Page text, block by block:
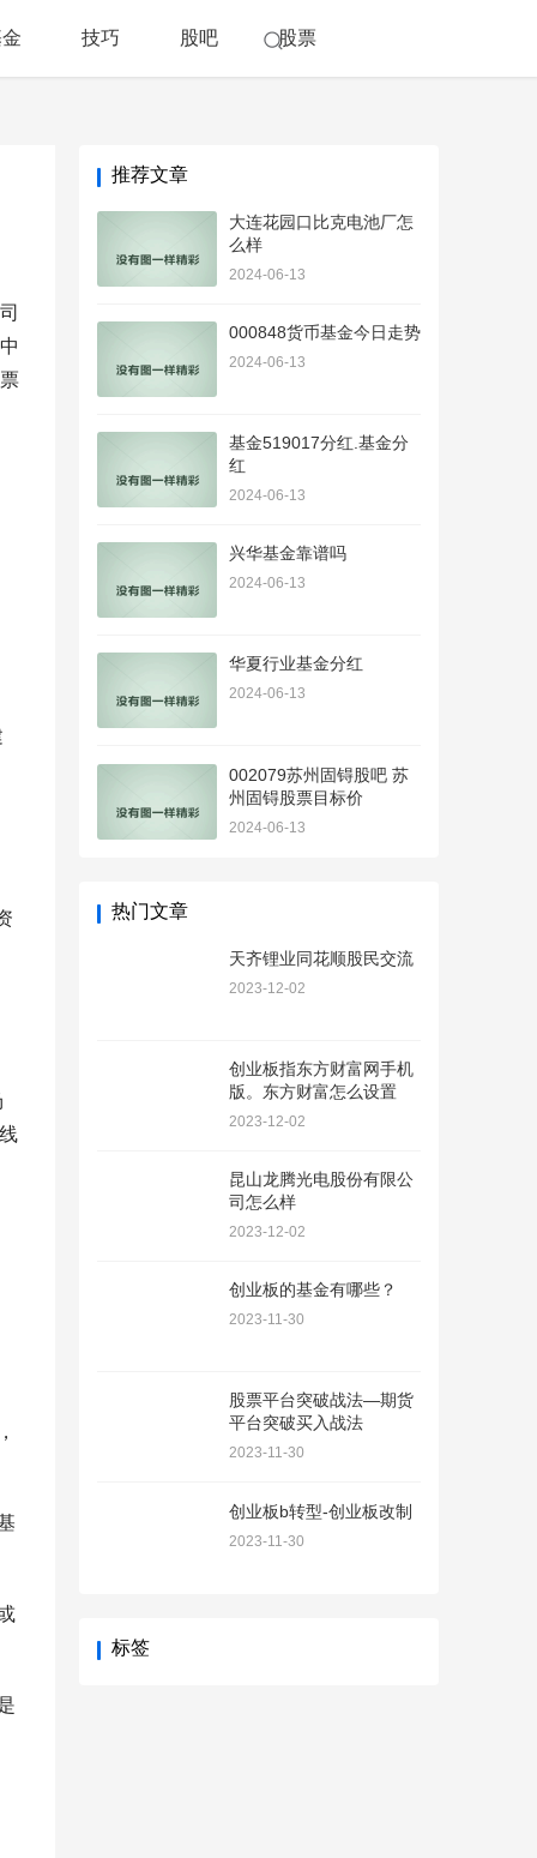
技巧 股吧 股票
推荐文章
大连花园口比克电池厂怎
么样
2024-06-13
000848货币基金今日走势
2024-06-13
基金519017分红.基金分
红
2024-06-13
兴华基金靠谱吗
2024-06-13
华夏行业基金分红
2024-06-13
002079苏州固锝股吧 苏
州固锝股票目标价
2024-06-13
热门文章
天齐锂业同花顺股民交流
2023-12-02
创业板指东方财富网手机
版。东方财富怎么设置
2023-12-02
昆山龙腾光电股份有限公
司怎么样
2023-12-02
创业板的基金有哪些？
2023-11-30
股票平台突破战法—期货
平台突破买入战法
2023-11-30
创业板b转型-创业板改制
2023-11-30
标签